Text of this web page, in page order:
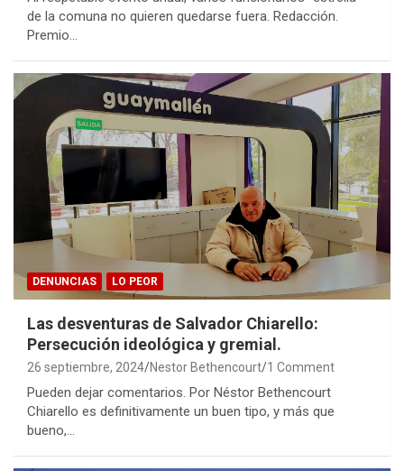
de la comuna no quieren quedarse fuera. Redacción.
Premio…
DENUNCIAS LO PEOR
Las desventuras de Salvador Chiarello:
Persecución ideológica y gremial.
26 septiembre, 2024 Nestor Bethencourt 1 Comment
Pueden dejar comentarios. Por Néstor Bethencourt
Chiarello es definitivamente un buen tipo, y más que
bueno,…